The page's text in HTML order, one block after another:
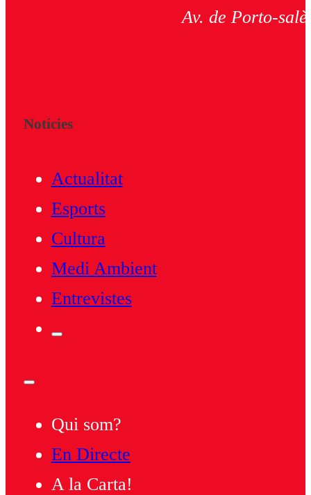
Av. de Porto-
Notícies
Actualitat
Esports
Cultura
Medi Ambient
Entrevistes
Qui som?
En Directe
A la Carta!